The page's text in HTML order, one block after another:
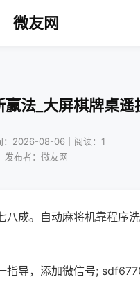
微友网
法_大屏棋牌桌
：2026-08-06｜阅读：1
发布者：微友网
成。自动麻将机靠程序
导，添加微信号;